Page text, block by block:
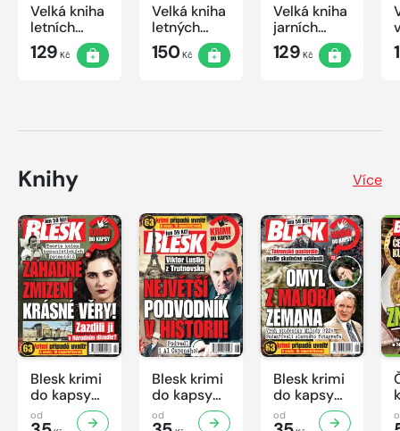
Velká kniha
letních
křížovek
2026
129 Kč
Velká kniha
letných
krížoviek s
TV JOJ
150Kč
Velká kniha
jarních
křížovek
2026
129 Kč
Knihy Více
Blesk krimi
do kapsy
č.7/2026
od
Blesk krimi
do kapsy
č.6/2026
od
Blesk krimi
do kapsy
č.5/2026
od